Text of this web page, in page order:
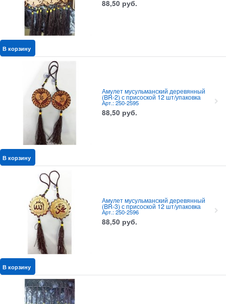
88,50 руб.
В корзину
Амулет мусульманский деревянный
(BR-2) с присоской 12 шт/упаковка
Арт.: 250-2595
88,50 руб.
В корзину
Амулет мусульманский деревянный
(BR-3) с присоской 12 шт/упаковка
Арт.: 250-2596
88,50 руб.
В корзину